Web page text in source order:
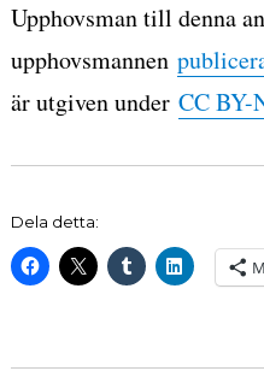
Upphovsman till denna
upphovsmannen
är utgiven under CC BY-
Dela detta: